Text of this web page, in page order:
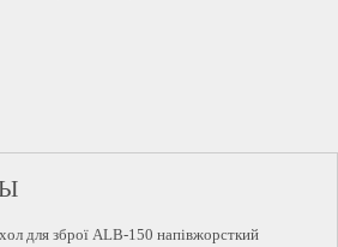
для зброї ALB-150 напівжорсткий